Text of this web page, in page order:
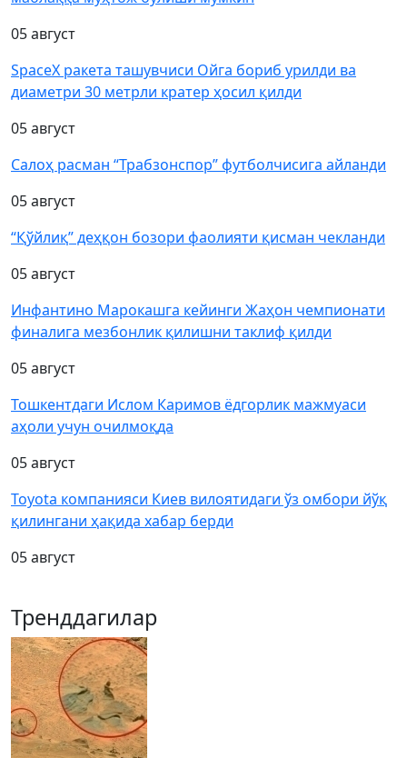
05 август
SpaceX ракета ташувчиси Ойга бориб урилди ва
диаметри 30 метрли кратер ҳосил қилди
05 август
Салоҳ расман “Трабзонспор” футболчисига айланди
05 август
“Қўйлиқ” деҳқон бозори фаолияти қисман чекланди
05 август
Инфантино Марокашга кейинги Жаҳон чемпионати
финалига мезбонлик қилишни таклиф қилди
05 август
Тошкентдаги Ислом Каримов ёдгорлик мажмуаси
аҳоли учун очилмоқда
05 август
Toyota компанияси Киев вилоятидаги ўз омбори йўқ
қилингани ҳақида хабар берди
05 август
Тренддагилар